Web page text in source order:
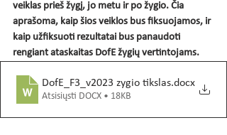
veiklas prieš žygį, jo metu ir po žygio. Čia
aprašoma, kaip šios veiklos bus fiksuojamos, ir
kaip užfiksuoti rezultatai bus panaudoti
rengiant ataskaitas DofE žygių vertintojams.
DofE_F3_v2023 zygio tikslas.docx
Atsisiųsti DOCX • 18KB